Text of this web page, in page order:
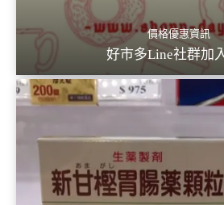
價格優惠資訊
好市多Line社群加